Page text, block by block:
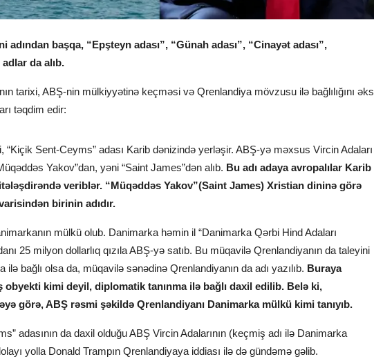
adından başqa, “Epşteyn adası”, “Günah adası”, “Cinayət adası”,
da alıb.
tarixi, ABŞ-nin mülkiyyətinə keçməsi və Qrenlandiya mövzusu ilə bağlılığını əks
təqdim edir:
Sent-Ceyms” adası Karib dənizində yerləşir. ABŞ-yə məxsus Vircin Adaları
Yakov”dan, yəni “Saint James”dən alıb. Bu adı adaya avropalılar Karib
veriblər. “Müqəddəs Yakov”(Saint James) Xristian dininə görə
birinin adıdır.
mülkü olub. Danimarka həmin il “Danimarka Qərbi Hind Adaları
25 milyon dollarlıq qızıla ABŞ-yə satıb. Bu müqavilə Qrenlandiyanın da taleyini
ilə bağlı olsa da, müqavilə sənədinə Qrenlandiyanın da adı yazılıb. Buraya
obyekti kimi deyil, diplomatik tanınma ilə bağlı daxil edilib. Belə ki,
görə, ABŞ rəsmi şəkildə Qrenlandiyanı Danimarka mülkü kimi tanıyıb.
adasının da daxil olduğu ABŞ Vircin Adalarının (keçmiş adı ilə Danimarka
yolla Donald Trampın Qrenlandiyaya iddiası ilə də gündəmə gəlib.